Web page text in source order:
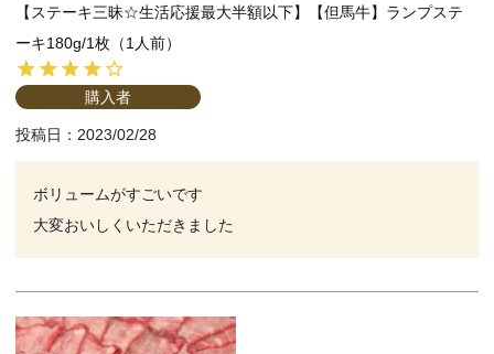
【ステーキ三昧☆生活応援最大半額以下】【但馬牛】ランプステ
ーキ180g/1枚（1人前）
購入者
投稿日 2023/02/28
ボリュームがすごいです
大変おいしくいただきました